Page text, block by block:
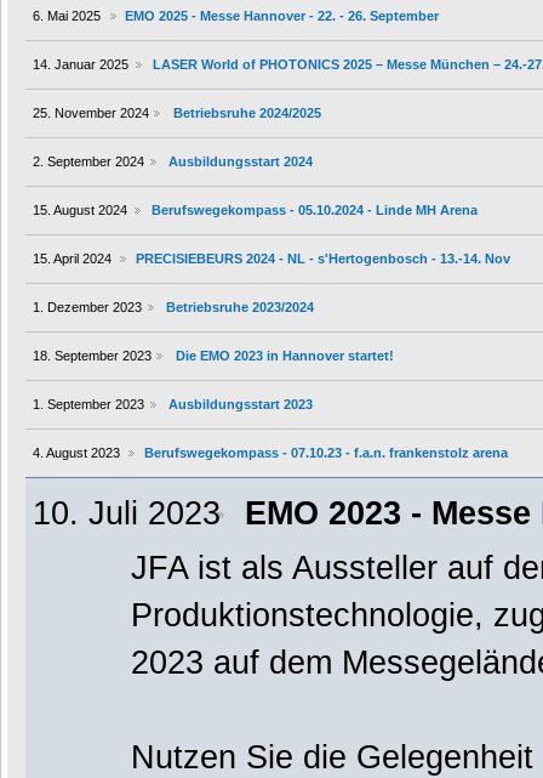
6. Mai 2025 EMO 2025 - Messe Hannover - 22. - 26. September
14. Januar 2025 LASER World of PHOTONICS 2025 – Messe München – 24.-
25. November 2024 Betriebsruhe 2024/2025
2. September 2024 Ausbildungsstart 2024
15. August 2024 Berufswegekompass - 05.10.2024 - Linde MH Arena
15. April 2024 PRECISIEBEURS 2024 - NL - s'Hertogenbosch - 13.-14. Nov
1. Dezember 2023 Betriebsruhe 2023/2024
18. September 2023 Die EMO 2023 in Hannover startet!
1. September 2023 Ausbildungsstart 2023
4. August 2023 Berufswegekompass - 07.10.23 - f.a.n. frankenstolz arena
10. Juli 2023
EMO 2023 -
JFA ist als Aussteller auf
Produktionstechnologie,
2023 auf dem
Nutzen Sie die